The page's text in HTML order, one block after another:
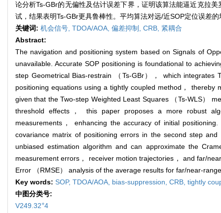
论分析Ts-GBr的无偏性及估计误差下界，证明该算法能逼近克拉
试，结果表明Ts-GBr更具鲁棒性。平均算法对远/近SOP定位误差
关键词: 机会信号, TDOA/AOA, 偏差抑制, CRB, 紧耦合
Abstract:
The navigation and positioning system based on Signals of
unavailable. Accurate SOP positioning is foundational to
step Geometrical Bias-restrain （Ts-GBr）， which
positioning equations using a tightly coupled method，
given that the Two-step Weighted Least Squares （Ts-WLS）
threshold effects， this paper proposes a more robust
measurements， enhancing the accuracy of initial
covariance matrix of positioning errors in the second step
unbiased estimation algorithm and can approximate the
measurement errors， receiver motion trajectories， and far/
Error （RMSE） analysis of the average results for far/near-
Key words: SOP, TDOA/AOA, bias-suppression, CRB, tightly
中图分类号:
V249.32+4